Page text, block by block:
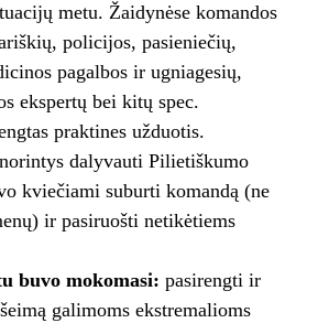
metu. Žaidynėse komandos
policijos, pasieniečių,
pagalbos ir ugniagesių,
ekspertų bei kitų spec.
praktines užduotis.
dalyvauti Pilietiškumo
kviečiami suburti komandą (ne
ir pasiruošti netikėtiems
buvo mokomasi: pasirengti ir
galimoms ekstremalioms